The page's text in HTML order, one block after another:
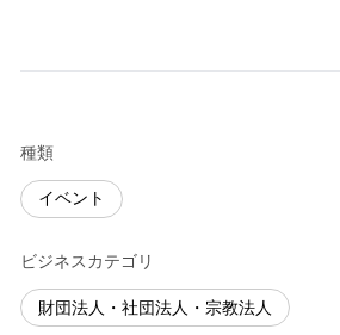
種類
イベント
ビジネスカテゴリ
財団法人・社団法人・宗教法人